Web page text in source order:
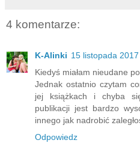
4 komentarze:
K-Alinki 15 listopada
Kiedyś miałam nieudane
Jednak ostatnio czytam
jej książkach i chyba
publikacji jest bardzo
innego jak nadrobić
Odpowiedz